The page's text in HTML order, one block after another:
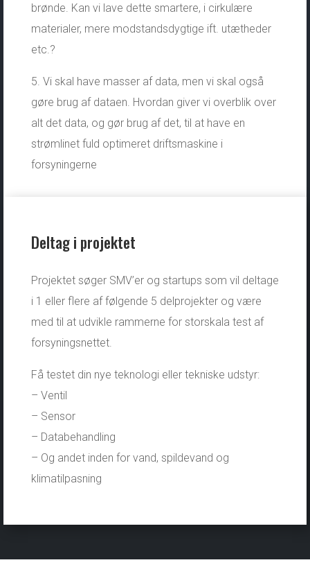
brønde. Kan vi lave dette smartere, i cirkulære
materialer, mere modstandsdygtige ift. utætheder
etc.?
5. Vi skal have masser af data, men vi skal også
gøre brug af dataen. Hvordan giver vi overblik over
alt det data, og gør brug af det, til at have en
strømlinet fuld optimeret driftsmaskine i
forsyningerne
Deltag i projektet
Projektet søger SMV’er og startups som vil deltage
i 1 eller flere af følgende 5 delprojekter og være
med til at udvikle rammerne for storskala test af
forsyningsnettet.
Få testet din nye teknologi eller tekniske udstyr:
– Ventil
– Sensor
– Databehandling
– Og andet inden for vand, spildevand og
klimatilpasning